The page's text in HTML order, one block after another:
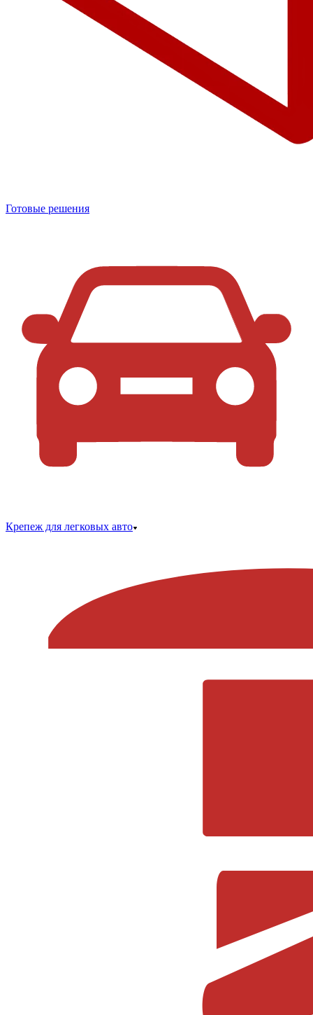
Готовые решения
Крепеж для легковых авто